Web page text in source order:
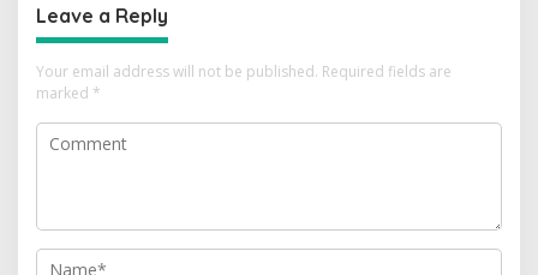
Leave a Reply
Your email address will not be published. Required fields are
marked *